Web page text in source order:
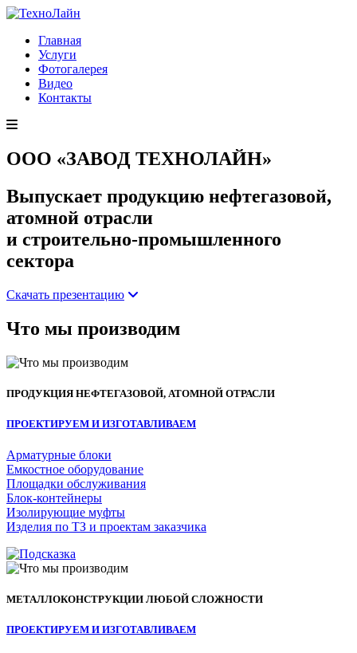
Главная
Услуги
Фотогалерея
Видео
Контакты
ООО «ЗАВОД ТЕХНОЛАЙН»
Выпускает продукцию нефтегазовой,
атомной отрасли
и строительно-промышленного
сектора
Скачать презентацию
Что мы производим
ПРОДУКЦИЯ НЕФТЕГАЗОВОЙ, АТОМНОЙ ОТРАСЛИ
ПРОЕКТИРУЕМ И ИЗГОТАВЛИВАЕМ
Арматурные блоки
Емкостное оборудование
Площадки обслуживания
Блок-контейнеры
Изолирующие муфты
Изделия по ТЗ и проектам заказчика
МЕТАЛЛОКОНСТРУКЦИИ ЛЮБОЙ СЛОЖНОСТИ
ПРОЕКТИРУЕМ И ИЗГОТАВЛИВАЕМ